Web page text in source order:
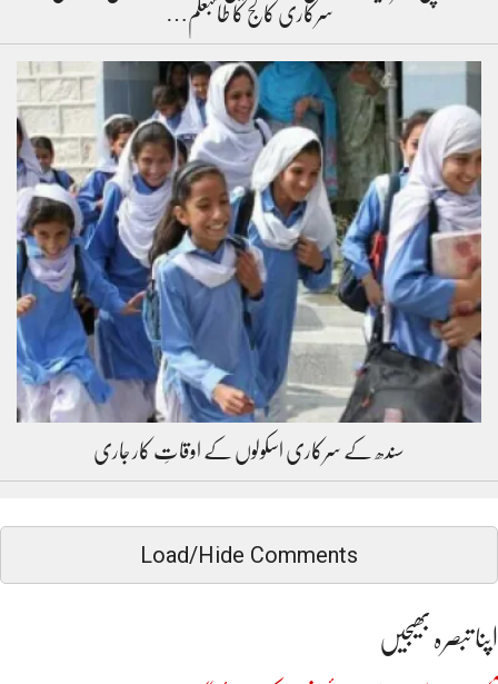
سرکاری کالج کا طالبعلم…
سندھ کے سرکاری اسکولوں کے اوقاتِ کار جاری
Load/Hide Comments
اپنا تبصرہ بھیجیں